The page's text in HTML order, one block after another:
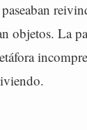
objetos. La